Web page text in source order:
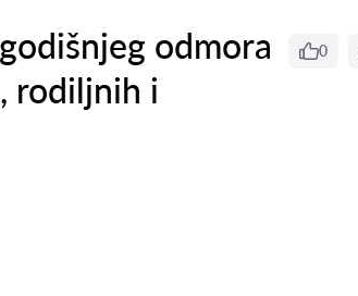
odmora
rodiljnih i
0